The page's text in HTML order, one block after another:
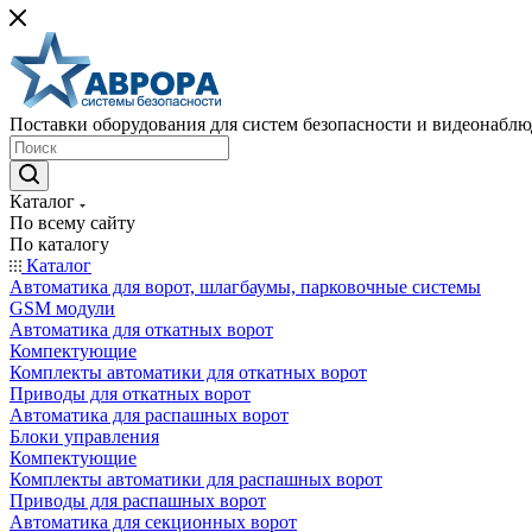
Поставки оборудования для систем безопасности и
Каталог
По всему сайту
По каталогу
Каталог
Автоматика для ворот, шлагбаумы, парковочные системы
GSM модули
Автоматика для откатных ворот
Компектующие
Комплекты автоматики для откатных ворот
Приводы для откатных ворот
Автоматика для распашных ворот
Блоки управления
Компектующие
Комплекты автоматики для распашных ворот
Приводы для распашных ворот
Автоматика для секционных ворот